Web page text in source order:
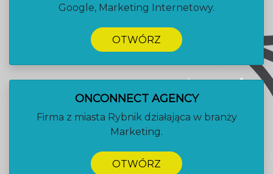
Google, Marketing Internetowy.
OTWÓRZ
ONCONNECT AGENCY
Firma z miasta Rybnik działająca w branży
Marketing.
OTWÓRZ